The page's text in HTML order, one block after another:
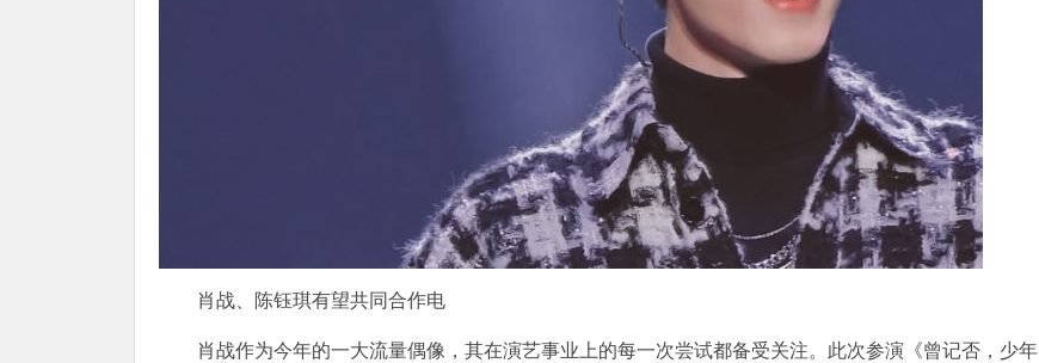
肖战、陈钰琪有望共同合作电
肖战作为今年的一大流量偶像，其在演艺事业上的每一次尝试都备受关注。此次参演《曾记否，少年